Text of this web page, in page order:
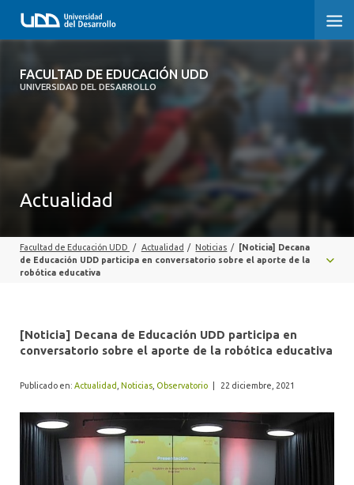
FACULTAD DE EDUCACIÓN UDD
UNIVERSIDAD DEL DESARROLLO
FACULTAD DE EDUCACIÓN UDD
POSTGRADO Y EDUCACIÓN CONTINUA
ALUMNI
Actualidad
Facultad de Educación UDD / Actualidad / Noticias /
[Noticia] Decana
de Educación UDD participa en conversatorio sobre el aporte de la
robótica educativa
[Noticia] Decana de Educación UDD participa en
conversatorio sobre el aporte de la robótica educativa
Publicado en: Actualidad Noticias Observatorio 22 diciembre, 2021